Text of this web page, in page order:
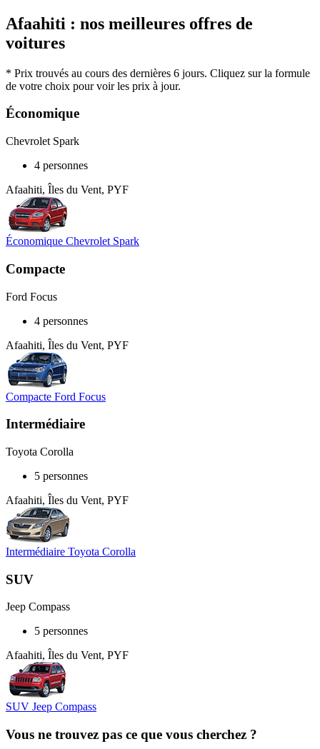
Afaahiti : nos meilleures offres de
voitures
* Prix trouvés au cours des dernières 6 jours. Cliquez sur la formule
de votre choix pour voir les prix à jour.
Économique
Chevrolet Spark
4 personnes
Afaahiti, Îles du Vent, PYF
Économique Chevrolet Spark
Compacte
Ford Focus
4 personnes
Afaahiti, Îles du Vent, PYF
Compacte Ford Focus
Intermédiaire
Toyota Corolla
5 personnes
Afaahiti, Îles du Vent, PYF
Intermédiaire Toyota Corolla
SUV
Jeep Compass
5 personnes
Afaahiti, Îles du Vent, PYF
SUV Jeep Compass
Vous ne trouvez pas ce que vous cherchez ?